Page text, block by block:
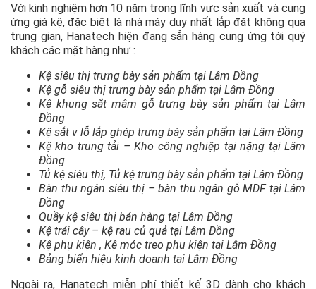
Với kinh nghiệm hơn 10 năm trong lĩnh vực sản xuất và cung
ứng giá kệ, đặc biệt là nhà máy duy nhất lắp đặt không qua
trung gian, Hanatech hiện đang sẵn hàng cung ứng tới quý
khách các mặt hàng như :
Kệ siêu thị trưng bày sản phẩm tại Lâm Đồng
Kệ gỗ siêu thị trưng bày sản phẩm tại Lâm Đồng
Kệ khung sắt mâm gỗ trưng bày sản phẩm tại Lâm
Đồng
Kệ sắt v lỗ lắp ghép trưng bày sản phẩm tại Lâm Đồng
Kệ kho trung tải – Kho công nghiệp tại nặng tại Lâm
Đồng
Tủ kệ siêu thị, Tủ kệ trưng bày sản phẩm tại Lâm Đồng
Bàn thu ngân siêu thị – bàn thu ngân gỗ MDF tại Lâm
Đồng
Quầy kệ siêu thị bán hàng tại Lâm Đồng
Kệ trái cây – kệ rau củ quả tại Lâm Đồng
Kệ phụ kiện , Kệ móc treo phụ kiện tại Lâm Đồng
Bảng biển hiệu kinh doanh tại Lâm Đồng
Ngoài ra, Hanatech miễn phí thiết kế 3D dành cho khách